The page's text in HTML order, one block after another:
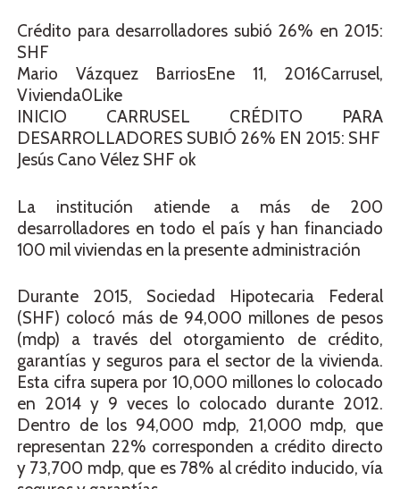
Crédito para desarrolladores subió 26% en 2015:
SHF
Mario Vázquez BarriosEne 11, 2016Carrusel,
Vivienda0Like
INICIO CARRUSEL CRÉDITO PARA
DESARROLLADORES SUBIÓ 26% EN 2015: SHF
Jesús Cano Vélez SHF ok
La institución atiende a más de 200
desarrolladores en todo el país y han financiado
100 mil viviendas en la presente administración
Durante 2015, Sociedad Hipotecaria Federal
(SHF) colocó más de 94,000 millones de pesos
(mdp) a través del otorgamiento de crédito,
garantías y seguros para el sector de la vivienda.
Esta cifra supera por 10,000 millones lo colocado
en 2014 y 9 veces lo colocado durante 2012.
Dentro de los 94,000 mdp, 21,000 mdp, que
representan 22% corresponden a crédito directo
y 73,700 mdp, que es 78% al crédito inducido, vía